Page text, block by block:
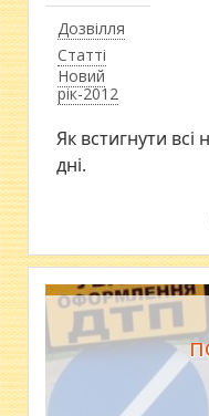
Дозвілля
Статті
Новий
рік-2012
Як встигнути всі
дні.